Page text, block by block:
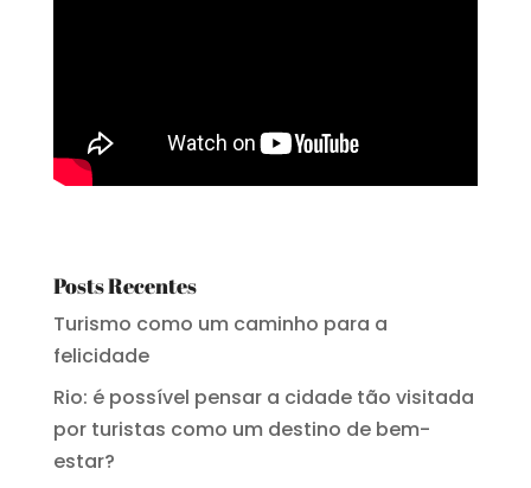
Posts Recentes
Turismo como um caminho para a
felicidade
Rio: é possível pensar a cidade tão visitada
por turistas como um destino de bem-
estar?